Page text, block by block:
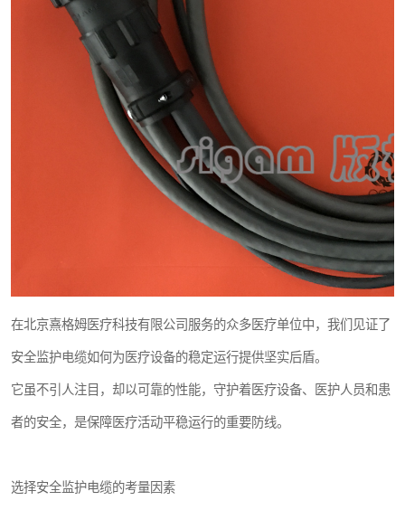
在北京熹格姆医疗科技有限公司服务的众多医疗单位中，我们见证了
安全监护电缆如何为医疗设备的稳定运行提供坚实后盾。
它虽不引人注目，却以可靠的性能，守护着医疗设备、医护人员和患
者的安全，是保障医疗活动平稳运行的重要防线。
选择安全监护电缆的考量因素